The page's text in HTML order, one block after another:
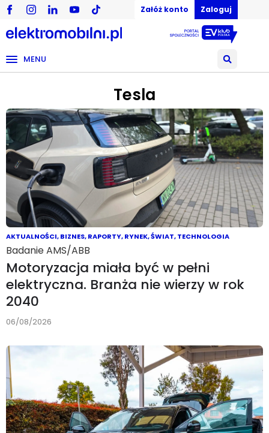
Załóż konto Zaloguj
MENU
Tesla
AKTUALNOŚCI,BIZNES,RAPORTY,RYNEK,ŚWIAT,TECHNOLOGIA
Badanie AMS/ABB
Motoryzacja miała być w pełni
elektryczna. Branża nie wierzy w rok
2040
06/08/2026